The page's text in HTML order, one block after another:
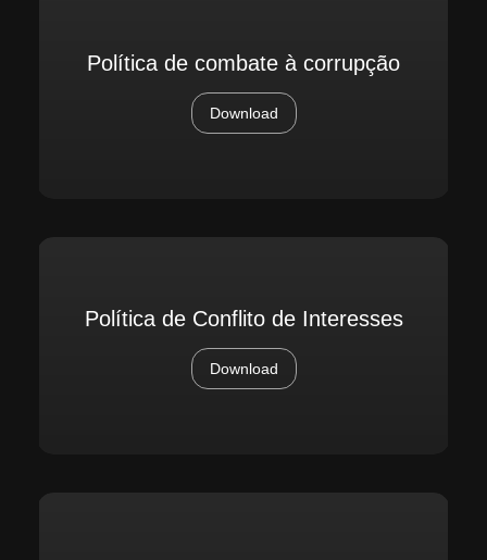
Política de combate à corrupção
Download
Política de Conflito de Interesses
Download